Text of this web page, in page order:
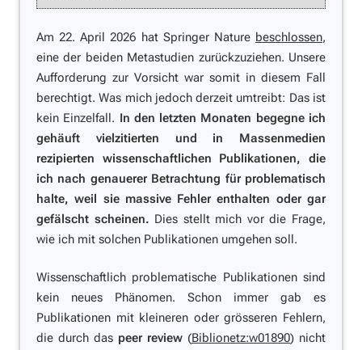
Am 22. April 2026 hat Springer Nature beschlossen,
eine der beiden Metastudien zurückzuziehen. Unsere
Aufforderung zur Vorsicht war somit in diesem Fall
berechtigt. Was mich jedoch derzeit umtreibt: Das ist
kein Einzelfall. In den letzten Monaten begegne ich
gehäuft vielzitierten und in Massenmedien
rezipierten wissenschaftlichen Publikationen, die
ich nach genauerer Betrachtung für problematisch
halte, weil sie massive Fehler enthalten oder gar
gefälscht scheinen. Dies stellt mich vor die Frage,
wie ich mit solchen Publikationen umgehen soll.
Wissenschaftlich problematische Publikationen sind
kein neues Phänomen. Schon immer gab es
Publikationen mit kleineren oder grösseren Fehlern,
die durch das peer review (Biblionetz:w01890) nicht